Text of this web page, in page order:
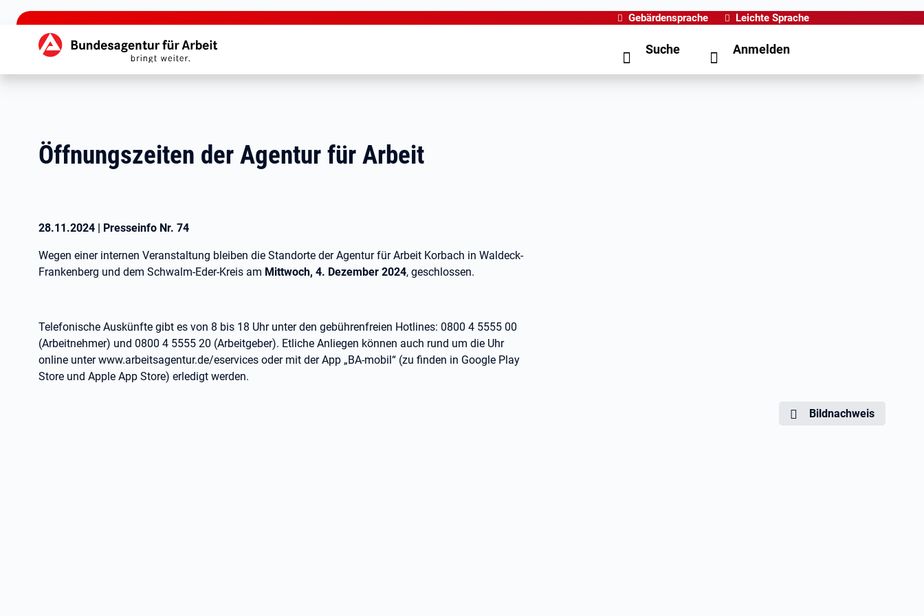
zu den Hauptinhalten springen
Gebärdensprache Leichte Sprache
Hauptnavigation Suche Anmelden
Öffnungszeiten der Agentur für Arbeit
28.11.2024 | Presseinfo Nr. 74
Wegen einer internen Veranstaltung bleiben die Standorte der Agentur für Arbeit Korbach in Waldeck-
Frankenberg und dem Schwalm-Eder-Kreis am Mittwoch, 4. Dezember 2024, geschlossen.
Telefonische Auskünfte gibt es von 8 bis 18 Uhr unter den gebührenfreien Hotlines: 0800 4 5555 00
(Arbeitnehmer) und 0800 4 5555 20 (Arbeitgeber). Etliche Anliegen können auch rund um die Uhr
online unter www.arbeitsagentur.de/eservices oder mit der App „BA-mobil“ (zu finden in Google Play
Store und Apple App Store) erledigt werden.
Bildnachweis